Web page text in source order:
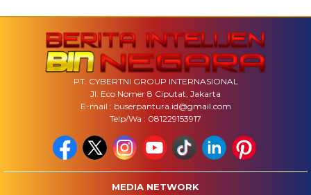
PT. CYBERTNI GROUP INTERNASIONAL
Jl. Eco Nomer 8 Ciputat, Jakarta
E-mail : buserpantura.id@gmail.com
Telp/Wa : 081229153917
MEDIA NETWORK